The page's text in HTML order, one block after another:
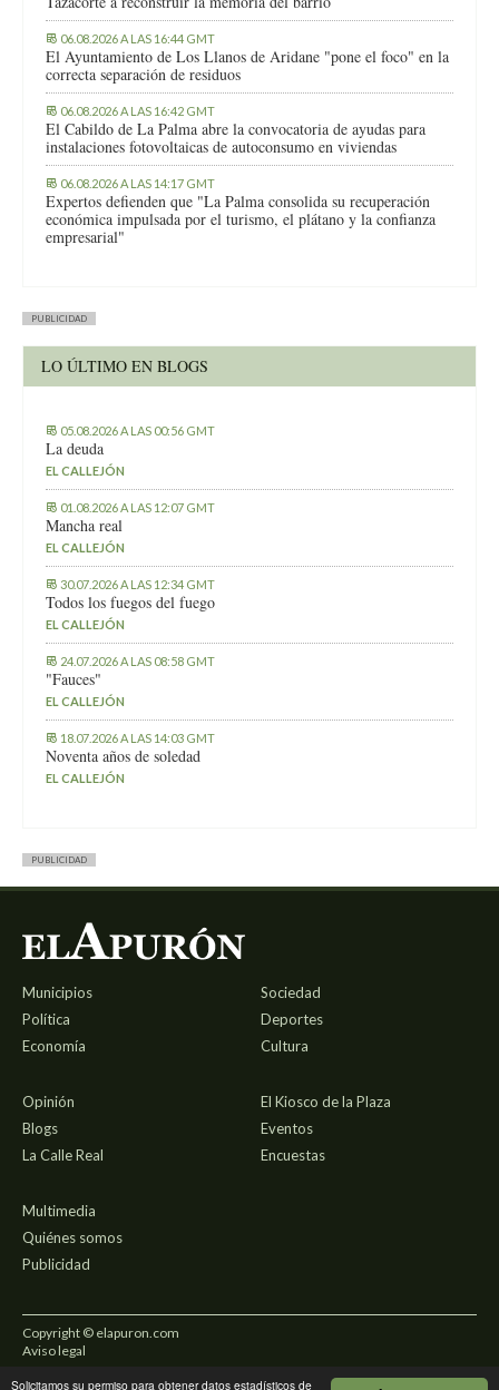
Solicitamos su permiso para obtener datos estadísticos de
06.08.2026 A LAS 16:44 GMT
El Ayuntamiento de Los Llanos de Aridane "pone el foco" en la
correcta separación de residuos
06.08.2026 A LAS 16:42 GMT
El Cabildo de La Palma abre la convocatoria de ayudas para
instalaciones fotovoltaicas de autoconsumo en viviendas
06.08.2026 A LAS 14:17 GMT
Expertos defienden que "La Palma consolida su recuperación
económica impulsada por el turismo, el plátano y la confianza
empresarial"
PUBLICIDAD
LO ÚLTIMO EN BLOGS
05.08.2026 A LAS 00:56 GMT
La deuda
EL CALLEJÓN
01.08.2026 A LAS 12:07 GMT
Mancha real
EL CALLEJÓN
30.07.2026 A LAS 12:34 GMT
Todos los fuegos del fuego
EL CALLEJÓN
24.07.2026 A LAS 08:58 GMT
"Fauces"
EL CALLEJÓN
18.07.2026 A LAS 14:03 GMT
Noventa años de soledad
EL CALLEJÓN
PUBLICIDAD
Municipios
Política
Economía
Sociedad
Deportes
Cultura
Opinión
Blogs
La Calle Real
El Kiosco de la Plaza
Eventos
Encuestas
Multimedia
Quiénes somos
Publicidad
Copyright © elapuron.com
Aviso legal